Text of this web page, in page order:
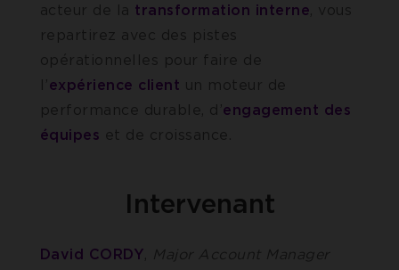
acteur de la transformation interne, vous
repartirez avec des pistes
opérationnelles pour faire de
l’expérience client un moteur de
performance durable, d’engagement des
équipes et de croissance.
Intervenant
David CORDY,
Major Account Manager